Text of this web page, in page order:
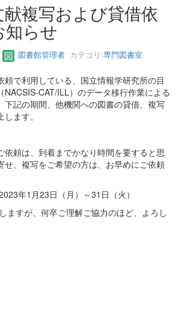
献複写および貸借依
知らせ
図書館管理者 カテゴリ:専門図書室
頼で利用している、国立情報学研究所の目
NACSIS-CAT/ILL）のデータ移行作業による
下記の期間、他機関への図書の貸借、複写
ます。
依頼は、到着までかなり時間を要すると思
せ、複写をご希望の方は、お早めにご依頼
年1月23日（月）～31日（火）
ますが、何卒ご理解ご協力のほど、よろし